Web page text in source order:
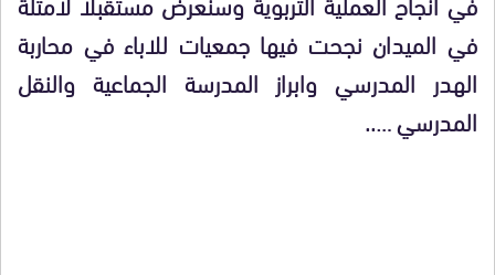
في الميدان نجحت فيها جمعيات للاباء في محاربة
الهدر المدرسي وابراز المدرسة الجماعية والنقل
المدرسي …..